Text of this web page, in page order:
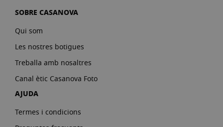
SOBRE CASANOVA
Qui som
Les nostres botigues
Treballa amb nosaltres
Canal ètic Casanova Foto
AJUDA
Termes i condicions